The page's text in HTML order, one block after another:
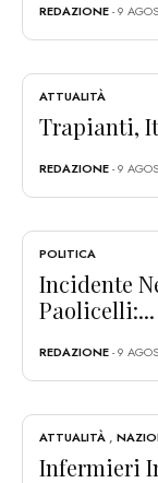
REDAZIONE- 9
ATTUALITÀ
Trapianti,
REDAZIONE- 9
POLITICA
Incidente
Paolicelli:...
REDAZIONE- 9
ATTUALITÀ ,
Infermieri